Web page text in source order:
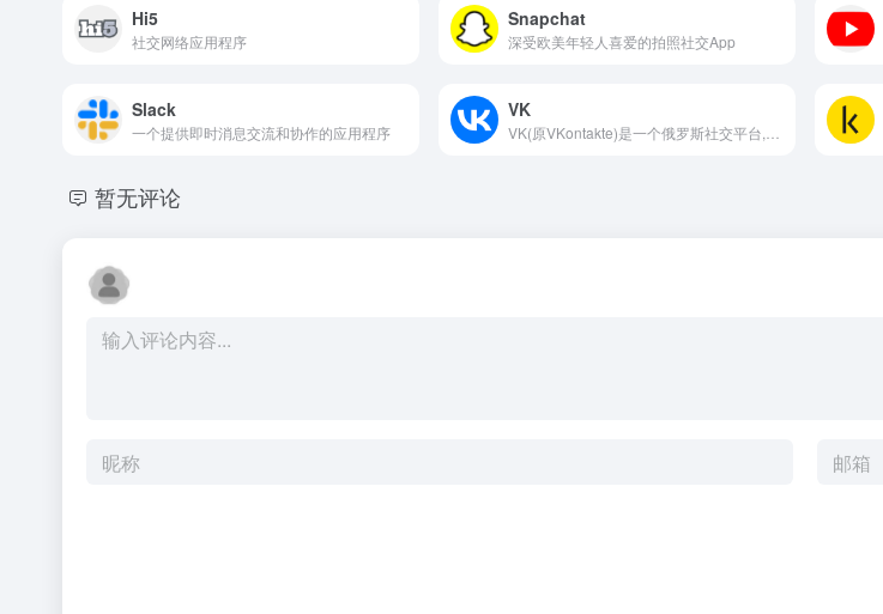
Hi5
社交网络应用程序
Snapchat
深受欧美年轻人喜爱的拍照社交App
Slack
一个提供即时消息交流和协作的应用程序
VK
暂无评论